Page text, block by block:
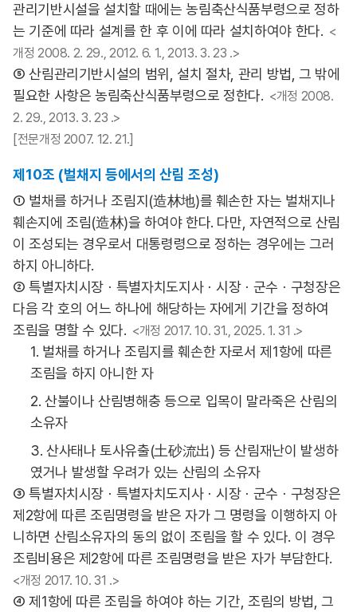
관리기반시설을 설치할 때에는 농림축산식품부령으로 정하
는 기준에 따라 설계를 한 후 이에 따라 설치하여야 한다. <
개정 2008. 2. 29., 2012. 6. 1., 2013. 3. 23 .>
⑤ 산림관리기반시설의 범위, 설치 절차, 관리 방법, 그 밖에
필요한 사항은 농림축산식품부령으로 정한다. <개정 2008.
2. 29., 2013. 3. 23 .>
[전문개정 2007. 12. 21.]
제10조 (벌채지 등에서의 산림 조성)
① 벌채를 하거나 조림지(造林地)를 훼손한 자는 벌채지나
훼손지에 조림(造林)을 하여야 한다. 다만, 자연적으로 산림
이 조성되는 경우로서 대통령령으로 정하는 경우에는 그러
하지 아니하다.
② 특별자치시장ㆍ특별자치도지사ㆍ시장ㆍ군수ㆍ구청장은
다음 각 호의 어느 하나에 해당하는 자에게 기간을 정하여
조림을 명할 수 있다. <개정 2017. 10. 31., 2025. 1. 31 .>
1. 벌채를 하거나 조림지를 훼손한 자로서 제1항에 따른
조림을 하지 아니한 자
2. 산불이나 산림병해충 등으로 입목이 말라죽은 산림의
소유자
3. 산사태나 토사유출(土砂流出) 등 산림재난이 발생하
였거나 발생할 우려가 있는 산림의 소유자
③ 특별자치시장ㆍ특별자치도지사ㆍ시장ㆍ군수ㆍ구청장은
제2항에 따른 조림명령을 받은 자가 그 명령을 이행하지 아
니하면 산림소유자의 동의 없이 조림을 할 수 있다. 이 경우
조림비용은 제2항에 따른 조림명령을 받은 자가 부담한다.
<개정 2017. 10. 31 .>
④ 제1항에 따른 조림을 하여야 하는 기간, 조림의 방법, 그